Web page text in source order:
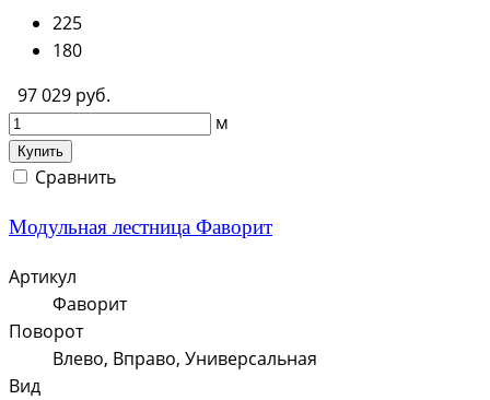
225
180
97 029 руб.
м
Купить
Сравнить
Модульная лестница Фаворит
Артикул
Фаворит
Поворот
Влево, Вправо, Универсальная
Вид